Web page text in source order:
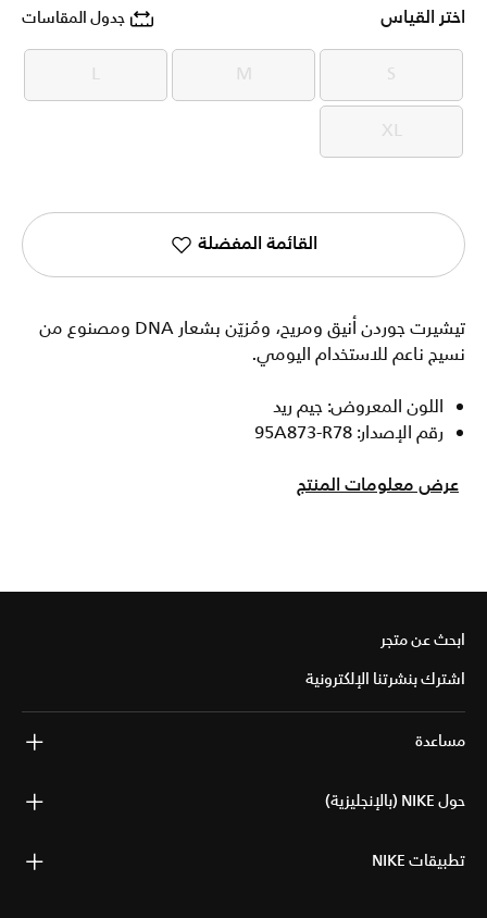
اختر القياس جدول المقاسات
S
S
M
M
L
L
XL
XL
القائمة المفضلة
تيشيرت جوردن أنيق ومريح، ومُزيّن بشعار DNA ومصنوع من
نسيج ناعم للاستخدام اليومي.
اللون المعروض: جيم ريد
رقم الإصدار: 95A873-R78
عرض معلومات المنتج
ابحث عن متجر
اشترك بنشرتنا الإلكترونية
مساعدة
حول NIKE (بالإنجليزية)
تطبيقات NIKE